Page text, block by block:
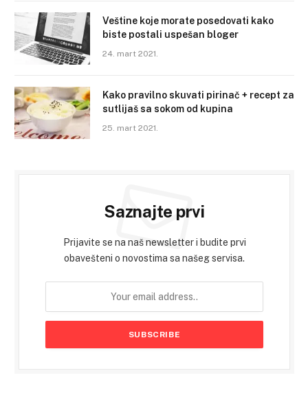
Veštine koje morate posedovati kako
biste postali uspešan bloger
24. mart 2021.
Kako pravilno skuvati pirinač + recept za
sutlijaš sa sokom od kupina
25. mart 2021.
Saznajte prvi
Prijavite se na naš newsletter i budite prvi
obavešteni o novostima sa našeg servisa.